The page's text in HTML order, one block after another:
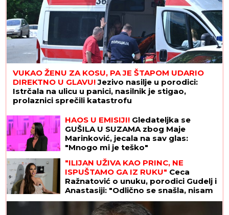
VUKAO ŽENU ZA KOSU, PA JE ŠTAPOM UDARIO
DIREKTNO U GLAVU!Jezivo nasilje u porodici:
Istrčala na ulicu u panici, nasilnik je stigao,
prolaznici sprečili katastrofu
HAOS U EMISIJI! Gledateljka se
GUŠILA U SUZAMA zbog Maje
Marinković, jecala na sav glas:
"Mnogo mi je teško"
"ILIJAN UŽIVA KAO PRINC, NE
ISPUŠTAMO GA IZ RUKU" Ceca
Ražnatović o unuku, porodici Gudelj i
Anastasiji: "Odlično se snašla, nisam
je savetovala", spomenula i novi
album posle 10 godina